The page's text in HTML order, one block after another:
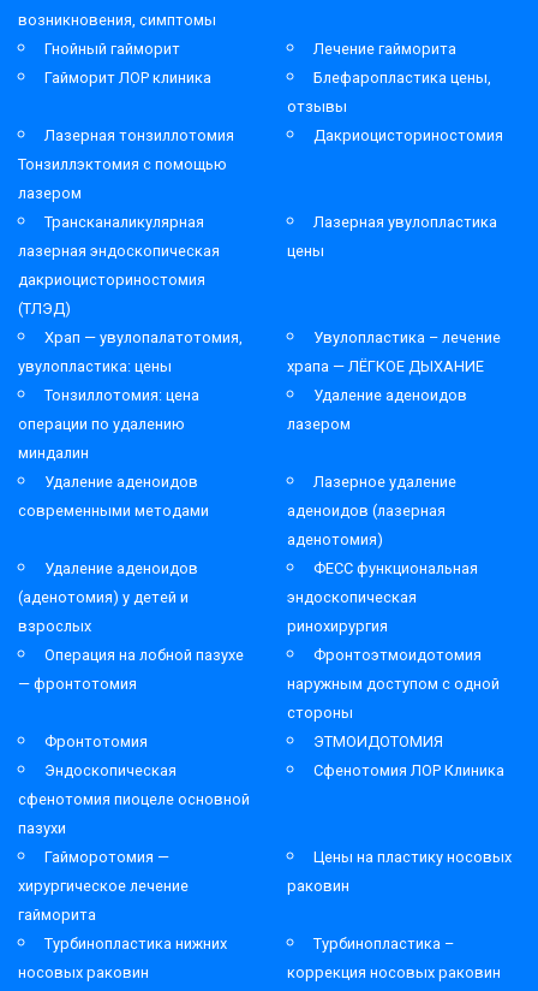
возникновения, симптомы
Гнойный гайморит
Лечение гайморита
Гайморит ЛОР клиника
Блефаропластика цены,
отзывы
Лазерная тонзиллотомия
Тонзиллэктомия с помощью
лазером
Дакриоцисториностомия
Трансканаликулярная
лазерная эндоскопическая
дакриоцисториностомия
(ТЛЭД)
Лазерная увулопластика
цены
Храп — увулопалатотомия,
увулопластика: цены
Увулопластика – лечение
храпа — ЛЁГКОЕ ДЫХАНИЕ
Тонзиллотомия: цена
операции по удалению
миндалин
Удаление аденоидов
лазером
Удаление аденоидов
современными методами
Лазерное удаление
аденоидов (лазерная
аденотомия)
Удаление аденоидов
(аденотомия) у детей и
взрослых
ФЕСС функциональная
эндоскопическая
ринохирургия
Операция на лобной пазухе
— фронтотомия
Фронтоэтмоидотомия
наружным доступом с одной
стороны
Фронтотомия
ЭТМОИДОТОМИЯ
Эндоскопическая
сфенотомия пиоцеле основной
пазухи
Сфенотомия ЛОР Клиника
Гайморотомия —
хирургическое лечение
гайморита
Цены на пластику носовых
раковин
Турбинопластика нижних
носовых раковин
Турбинопластика –
коррекция носовых раковин